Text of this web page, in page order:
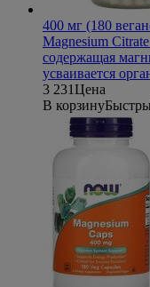
400 мг (180
Magnesium
содержащая
усваивается
3 231Цена
В корзину